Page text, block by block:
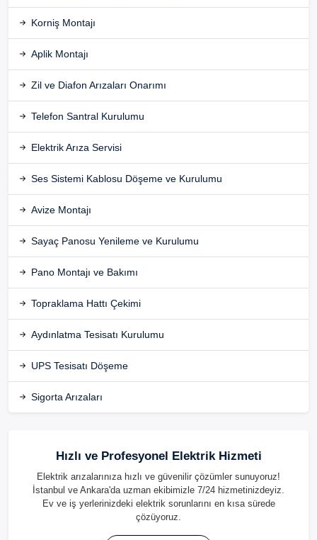
Korniş Montajı
Aplik Montajı
Zil ve Diafon Arızaları Onarımı
Telefon Santral Kurulumu
Elektrik Arıza Servisi
Ses Sistemi Kablosu Döşeme ve Kurulumu
Avize Montajı
Sayaç Panosu Yenileme ve Kurulumu
Pano Montajı ve Bakımı
Topraklama Hattı Çekimi
Aydınlatma Tesisatı Kurulumu
UPS Tesisatı Döşeme
Sigorta Arızaları
Hızlı ve Profesyonel Elektrik Hizmeti
Elektrik arızalarınıza hızlı ve güvenilir çözümler sunuyoruz!
İstanbul ve Ankara'da uzman ekibimizle 7/24 hizmetinizdeyiz.
Ev ve iş yerlerinizdeki elektrik sorunlarını en kısa sürede
çözüyoruz.